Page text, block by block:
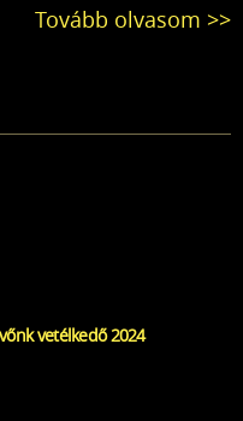
Tovább olvasom >>
vetélkedő 2024